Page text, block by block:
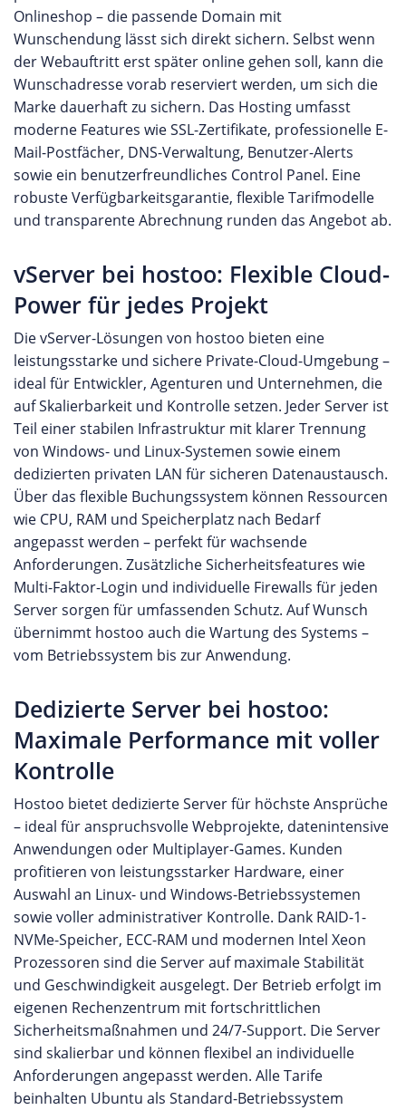
Onlineshop – die passende Domain mit
Wunschendung lässt sich direkt sichern. Selbst wenn
der Webauftritt erst später online gehen soll, kann die
Wunschadresse vorab reserviert werden, um sich die
Marke dauerhaft zu sichern. Das Hosting umfasst
moderne Features wie SSL-Zertifikate, professionelle E-
Mail-Postfächer, DNS-Verwaltung, Benutzer-Alerts
sowie ein benutzerfreundliches Control Panel. Eine
robuste Verfügbarkeitsgarantie, flexible Tarifmodelle
und transparente Abrechnung runden das Angebot ab.
vServer bei hostoo: Flexible Cloud-
Power für jedes Projekt
Die vServer-Lösungen von hostoo bieten eine
leistungsstarke und sichere Private-Cloud-Umgebung –
ideal für Entwickler, Agenturen und Unternehmen, die
auf Skalierbarkeit und Kontrolle setzen. Jeder Server ist
Teil einer stabilen Infrastruktur mit klarer Trennung
von Windows- und Linux-Systemen sowie einem
dedizierten privaten LAN für sicheren Datenaustausch.
Über das flexible Buchungssystem können Ressourcen
wie CPU, RAM und Speicherplatz nach Bedarf
angepasst werden – perfekt für wachsende
Anforderungen. Zusätzliche Sicherheitsfeatures wie
Multi-Faktor-Login und individuelle Firewalls für jeden
Server sorgen für umfassenden Schutz. Auf Wunsch
übernimmt hostoo auch die Wartung des Systems –
vom Betriebssystem bis zur Anwendung.
Dedizierte Server bei hostoo:
Maximale Performance mit voller
Kontrolle
Hostoo bietet dedizierte Server für höchste Ansprüche
– ideal für anspruchsvolle Webprojekte, datenintensive
Anwendungen oder Multiplayer-Games. Kunden
profitieren von leistungsstarker Hardware, einer
Auswahl an Linux- und Windows-Betriebssystemen
sowie voller administrativer Kontrolle. Dank RAID-1-
NVMe-Speicher, ECC-RAM und modernen Intel Xeon
Prozessoren sind die Server auf maximale Stabilität
und Geschwindigkeit ausgelegt. Der Betrieb erfolgt im
eigenen Rechenzentrum mit fortschrittlichen
Sicherheitsmaßnahmen und 24/7-Support. Die Server
sind skalierbar und können flexibel an individuelle
Anforderungen angepasst werden. Alle Tarife
beinhalten Ubuntu als Standard-Betriebssystem